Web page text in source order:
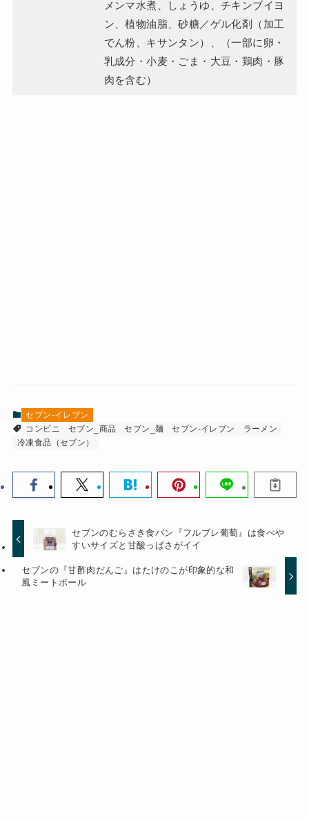
メンマ水煮、しょうゆ、チキンブイヨ
ン、植物油脂、砂糖／ゲル化剤（加工
でん粉、キサンタン）、（一部に卵・
乳成分・小麦・ごま・大豆・鶏肉・豚
肉を含む）
セブン-イレブン
コンビニ
セブン_商品 セブン_麺 セブン-イレブン
ラーメン
冷凍食品（セブン）
セブンのむらさき食パン『フルブレ葡萄』は食べや
すいサイズと甘酸っぱさがイイ
セブンの『甘酢肉だんご』はたけのこが印象的な和
風ミートボール